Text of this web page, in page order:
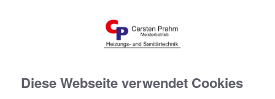
Diese Webseite verwendet Cookies